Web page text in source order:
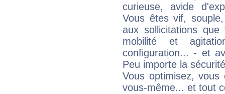
curieuse, avide
Vous êtes vif,
aux sollicitations
mobilité et
configuration... - et
Peu importe la
Vous optimisez, vous
vous-même... et tout